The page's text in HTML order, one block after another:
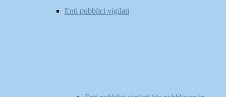
Enti pubblici vigilati